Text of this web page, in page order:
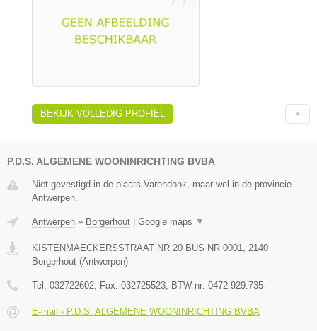
BEKIJK VOLLEDIG PROFIEL
P.D.S. ALGEMENE WOONINRICHTING BVBA
Niet gevestigd in de plaats Varendonk, maar wel in de provincie
Antwerpen.
Antwerpen » Borgerhout Google maps ▼
KISTENMAECKERSSTRAAT NR 20 BUS NR 0001
2140
Borgerhout (Antwerpen)
Tel: 032722602 , Fax: 032725523 , BTW-nr: 0472.929.735
E-mail › P.D.S. ALGEMENE WOONINRICHTING BVBA